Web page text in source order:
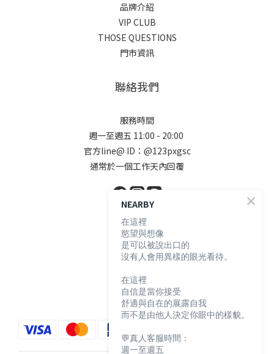
品牌介紹
VIP CLUB
THOSE QUESTIONS
門市資訊
聯絡我們
服務時間
週一至週五 11:00 - 20:00
官方line@ ID：@123pxgsc
通常於一個工作天內回覆
顧客服務
購物須知
退換貨說明
防詐騙宣導
NEARBY
在這裡
慾望與想像
是可以被說出口的
沒有人會用異樣的眼光看待。
在這裡
自信是當你接受
舒適與自在的展露自我
而不是由他人決定你眼中的樣貌。
💬真人客服時間：
週一至週五